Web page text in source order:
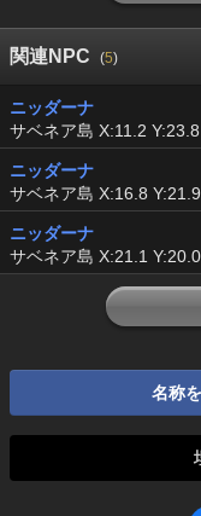
関連NPC (5)
ニッダーナ
サベネア島 X:11.2 Y:23.8
ニッダーナ
サベネア島 X:16.8 Y:21.9
ニッダーナ
サベネア島 X:21.1 Y:20.0
名称